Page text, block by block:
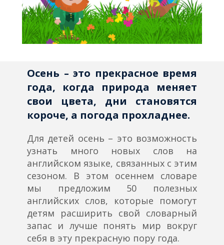
Осень – это прекрасное время
года, когда природа меняет
свои цвета, дни становятся
короче, а погода прохладнее.
Для детей осень – это возможность
узнать много новых слов на
английском языке, связанных с этим
сезоном. В этом осеннем словаре
мы предложим 50 полезных
английских слов, которые помогут
детям расширить свой словарный
запас и лучше понять мир вокруг
себя в эту прекрасную пору года.